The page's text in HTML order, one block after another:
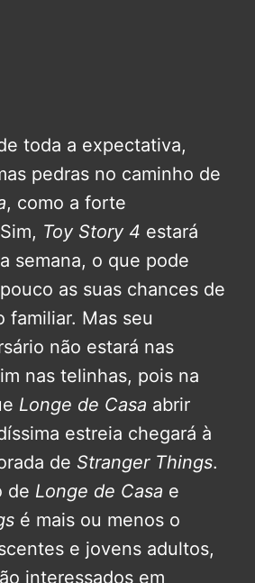
toda a expectativa,
pedras no caminho de
, como a forte
Toy Story 4 estará
semana, o que pode
as suas chances de
familiar. Mas seu
não estará nas
nas telinhas, pois na
Longe de Casa abrir
estreia chegará à
de Stranger Things.
de Longe de Casa e
é mais ou menos o
e jovens adultos,
interessados em